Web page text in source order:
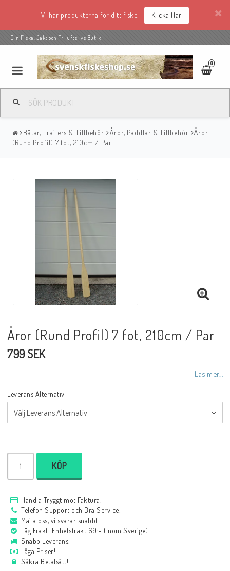
Vi har produkterna för ditt fiske! Klicka Här
Din Fiske, Jakt och Friluftslivs Butik
0
Båtar, Trailers & Tillbehör Åror, Paddlar & Tillbehör
Åror
(Rund Profil) 7 fot, 210cm / Par
Åror (Rund Profil) 7 fot, 210cm / Par
799 SEK
Läs mer...
Leverans Alternativ
KÖP
Handla Tryggt mot Faktura!
Telefon Support och Bra Service!
Maila oss, vi svarar snabbt!
Låg Frakt! Enhetsfrakt 69:- (Inom Sverige)
Snabb Leverans!
Låga Priser!
Säkra Betalsätt!